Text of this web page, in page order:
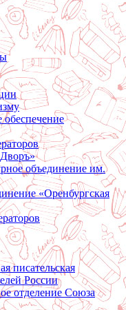
обеспечение
объединение им.
«Оренбургская
писательская
России
отделение Союза